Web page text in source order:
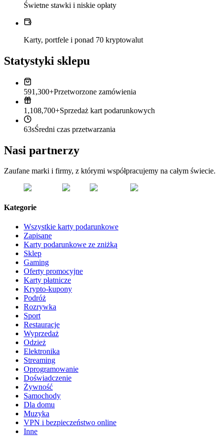
Świetne stawki i niskie opłaty
Karty, portfele i ponad 70 kryptowalut
Statystyki sklepu
591,300+Przetworzone zamówienia
1,108,700+Sprzedaż kart podarunkowych
63sŚredni czas przetwarzania
Nasi partnerzy
Zaufane marki i firmy, z którymi współpracujemy na całym świecie.
Kategorie
Wszystkie karty podarunkowe
Zapisane
Karty podarunkowe ze zniżką
Sklep
Gaming
Oferty promocyjne
Karty płatnicze
Krypto-kupony
Podróż
Rozrywka
Sport
Restauracje
Wyprzedaż
Odzież
Elektronika
Streaming
Oprogramowanie
Doświadczenie
Żywność
Samochody
Dla domu
Muzyka
VPN i bezpieczeństwo online
Inne